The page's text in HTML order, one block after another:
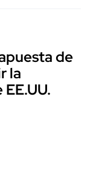
de
la